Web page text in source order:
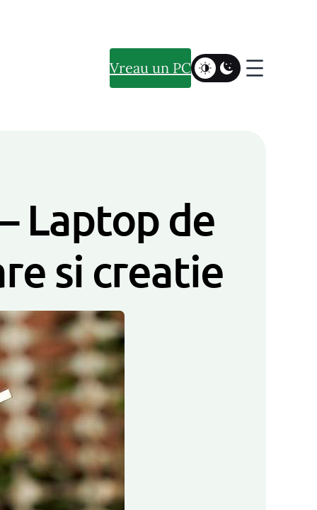
Vreau un PC
Laptop de
si creatie